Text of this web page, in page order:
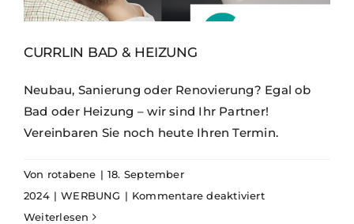
CURRLIN BAD & HEIZUNG
Neubau, Sanierung oder Renovierung? Egal ob
Bad oder Heizung – wir sind Ihr Partner!
Vereinbaren Sie noch heute Ihren Termin.
Von rotabene | 18. September
2024 | WERBUNG | Kommentare deaktiviertfür
Weiterlesen